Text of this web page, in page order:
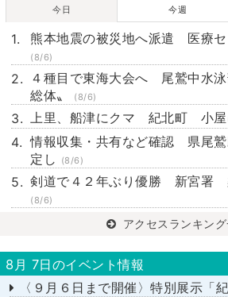
今日 今週
熊本地震の被災地へ派遣 医療セ
(8/6)
４種目で東海大会へ 尾鷲中水
総体〟
(8/6)
上里、船津にクマ 紀北町 小屋
情報収集・共有など確認 県尾
定し
(8/6)
剣道で４２年ぶり優勝 新宮署
(8/6)
アクセスランキン
8月 7日のイベント情報
〈９月６日まで開催〉特別展示「紀伊半島大水害から